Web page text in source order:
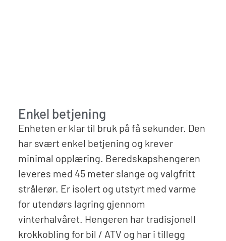
Enkel betjening
Enheten er klar til bruk på få sekunder. Den
har svært enkel betjening og krever
minimal opplæring. Beredskapshengeren
leveres med 45 meter slange og valgfritt
strålerør. Er isolert og utstyrt med varme
for utendørs lagring gjennom
vinterhalvåret. Hengeren har tradisjonell
krokkobling for bil / ATV og har i tillegg